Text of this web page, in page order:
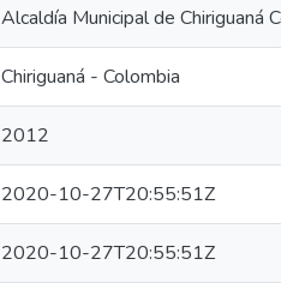
Alcaldía Municipal de Chiriguaná
Chiriguaná - Colombia
2012
2020-10-27T20:55:51Z
2020-10-27T20:55:51Z